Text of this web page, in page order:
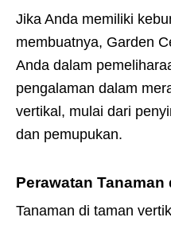
Jika Anda memiliki
membuatnya, Garden
Anda dalam
pengalaman dalam
vertikal, mulai dari
dan pemupukan.
Perawatan Tanaman
Tanaman di taman